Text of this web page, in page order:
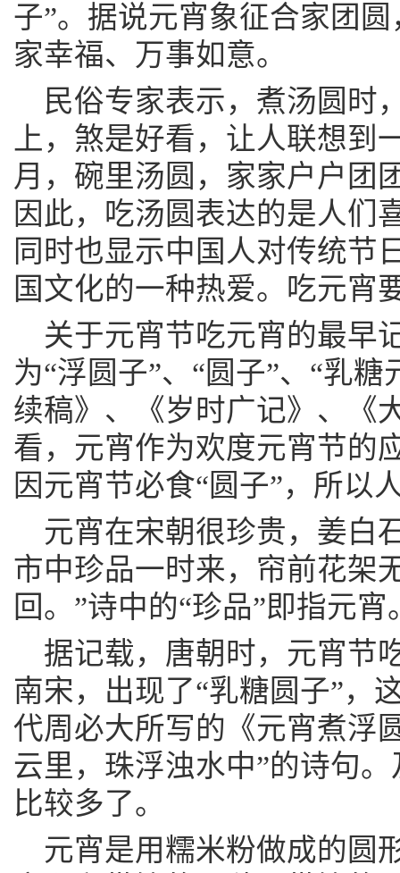
子”。据说元宵象征合家团
家幸福、万事如意。
民俗专家表示，煮汤圆时
上，煞是好看，让人联想到
月，碗里汤圆，家家户户团
因此，吃汤圆表达的是人们
同时也显示中国人对传统节
国文化的一种热爱。吃元宵
关于元宵节吃元宵的最早
为“浮圆子”、“圆子”、“乳
续稿》、《岁时广记》、《
看，元宵作为欢度元宵节的
因元宵节必食“圆子”，所以
元宵在宋朝很珍贵，姜白
市中珍品一时来，帘前花架
回。”诗中的“珍品”即指元宵
据记载，唐朝时，元宵节
南宋，出现了“乳糖圆子”，
代周必大所写的《元宵煮浮
云里，珠浮浊水中”的诗句
比较多了。
元宵是用糯米粉做成的圆